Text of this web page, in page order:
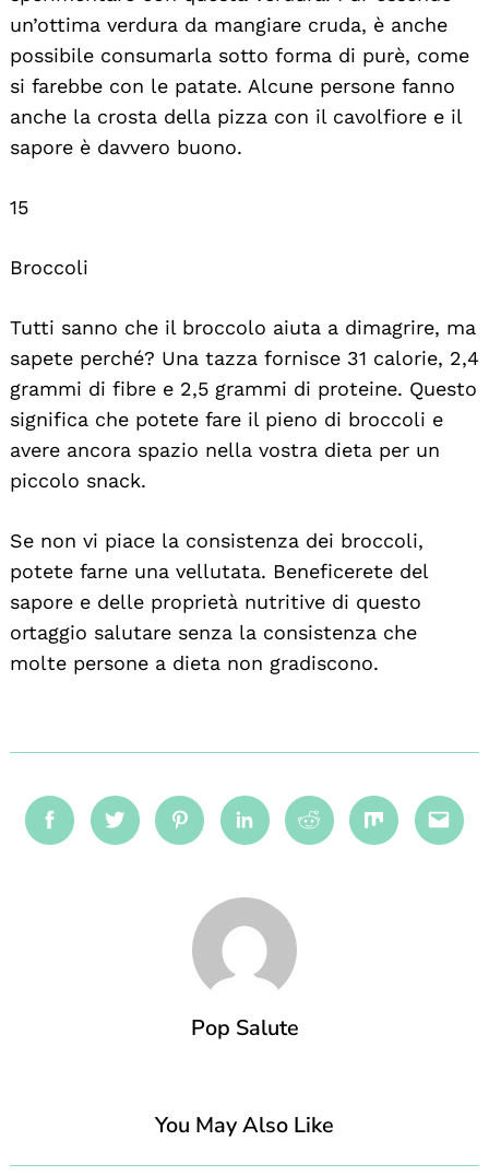
un’ottima verdura da mangiare cruda, è anche
possibile consumarla sotto forma di purè, come
si farebbe con le patate. Alcune persone fanno
anche la crosta della pizza con il cavolfiore e il
sapore è davvero buono.
15
Broccoli
Tutti sanno che il broccolo aiuta a dimagrire, ma
sapete perché? Una tazza fornisce 31 calorie, 2,4
grammi di fibre e 2,5 grammi di proteine. Questo
significa che potete fare il pieno di broccoli e
avere ancora spazio nella vostra dieta per un
piccolo snack.
Se non vi piace la consistenza dei broccoli,
potete farne una vellutata. Beneficerete del
sapore e delle proprietà nutritive di questo
ortaggio salutare senza la consistenza che
molte persone a dieta non gradiscono.
FacebookTwitterPinterestLinkedinRedditMix
Pop Salute
You May Also Like